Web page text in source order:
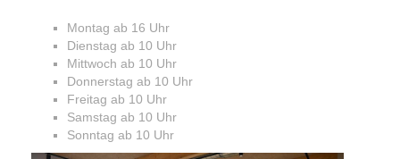
Montag ab 16 Uhr
Dienstag ab 10 Uhr
Mittwoch ab 10 Uhr
Donnerstag ab 10 Uhr
Freitag ab 10 Uhr
Samstag ab 10 Uhr
Sonntag ab 10 Uhr